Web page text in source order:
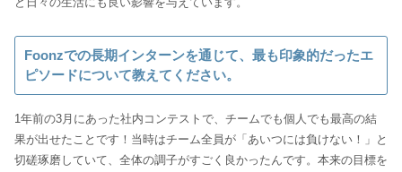
Foonzでの長期インターンを通じて、最も印象的だったエ
ピソードについて教えてください。
1年前の3月にあった社内コンテストで、チームでも個人でも最高の結
果が出せたことです！当時はチーム全員が「あいつには負けない！」と
切磋琢磨していて、全体の調子がすごく良かったんです。本来の目標を